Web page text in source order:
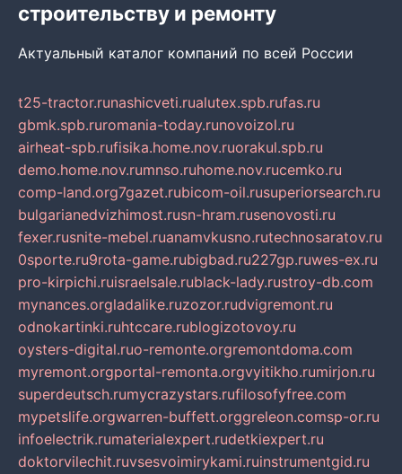
строительству и ремонту
Актуальный каталог компаний по всей России
t25-tractor.runashicveti.rualutex.spb.rufas.ru
gbmk.spb.ruromania-today.runovoizol.ru
airheat-spb.rufisika.home.nov.ruorakul.spb.ru
demo.home.nov.rumnso.ruhome.nov.rucemko.ru
comp-land.org7gazet.rubicom-oil.rusuperiorsearch.ru
bulgarianedvizhimost.rusn-hram.rusenovosti.ru
fexer.rusnite-mebel.ruanamvkusno.rutechnosaratov.ru
0sporte.ru9rota-game.rubigbad.ru227gp.ruwes-ex.ru
pro-kirpichi.ruisraelsale.rublack-lady.rustroy-db.com
mynances.orgladalike.ruzozor.rudvigremont.ru
odnokartinki.ruhtccare.rublogizotovoy.ru
oysters-digital.ruo-remonte.orgremontdoma.com
myremont.orgportal-remonta.orgvyitikho.rumirjon.ru
superdeutsch.rumycrazystars.rufilosofyfree.com
mypetslife.orgwarren-buffett.orggreleon.comsp-or.ru
infoelectrik.rumaterialexpert.rudetkiexpert.ru
doktorvilechit.ruvsesvoimirykami.ruinstrumentgid.ru